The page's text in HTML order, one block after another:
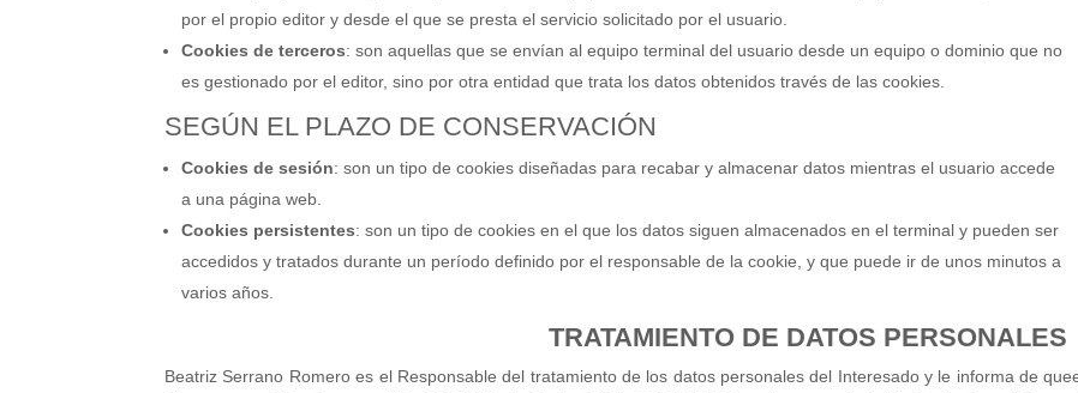
por el propio editor y desde el que se presta el servicio solicitado por el usuario.
Cookies de terceros: son aquellas que se envían al equipo terminal del usuario desde un equipo o dominio que no
es gestionado por el editor, sino por otra entidad que trata los datos obtenidos través de las cookies.
SEGÚN EL PLAZO DE CONSERVACIÓN
Cookies de sesión: son un tipo de cookies diseñadas para recabar y almacenar datos mientras el usuario accede
a una página web.
Cookies persistentes: son un tipo de cookies en el que los datos siguen almacenados en el terminal y pueden ser
accedidos y tratados durante un período definido por el responsable de la cookie, y que puede ir de unos minutos a
varios años.
TRATAMIENTO DE DATOS PERSONALES
Beatriz Serrano Romero es el Responsable del tratamiento de los datos personales del Interesado y le informa de